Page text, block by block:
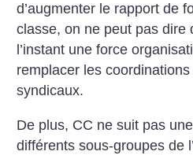
d’augmenter le rapport de
classe, on ne peut pas dire
l’instant une force
remplacer les
syndicaux.
De plus, CC ne suit pas
différents sous-groupes de